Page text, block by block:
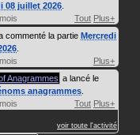
08 juillet 2026
Tout Plus+
commenté la partie Mercredi
Plus+
Anagrammes a lancé le
anagrammes
Tout Plus+
voir toute l'activité